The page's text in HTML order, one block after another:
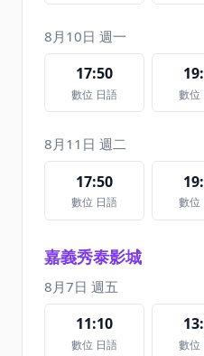
8月10日 週一
17:50
數位 日語 數位
8月11日 週二
17:50
數位 日語 數位
嘉義秀泰影城
8月7日 週五
11:10
數位 日語 數位